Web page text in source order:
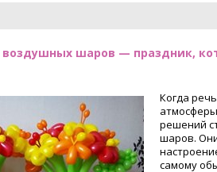
шаров — праздник,
Когда
решений
шаров.
самому